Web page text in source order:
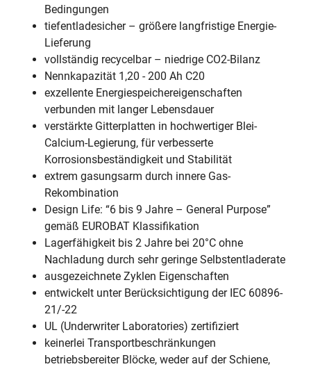
Bedingungen
tiefentladesicher – größere langfristige Energie-
Lieferung
vollständig recycelbar – niedrige CO2-Bilanz
Nennkapazität 1,20 - 200 Ah C20
exzellente Energiespeichereigenschaften
verbunden mit langer Lebensdauer
verstärkte Gitterplatten in hochwertiger Blei-
Calcium-Legierung, für verbesserte
Korrosionsbeständigkeit und Stabilität
extrem gasungsarm durch innere Gas-
Rekombination
Design Life: “6 bis 9 Jahre – General Purpose”
gemäß EUROBAT Klassifikation
Lagerfähigkeit bis 2 Jahre bei 20°C ohne
Nachladung durch sehr geringe Selbstentladerate
ausgezeichnete Zyklen Eigenschaften
entwickelt unter Berücksichtigung der IEC 60896-
21/-22
UL (Underwriter Laboratories) zertifiziert
keinerlei Transportbeschränkungen
betriebsbereiter Blöcke, weder auf der Schiene,